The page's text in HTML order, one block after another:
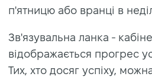
п'ятницю або вранці в
Зв'язувальна ланка -
відображається прогрес
Тих, хто досяг успіху,